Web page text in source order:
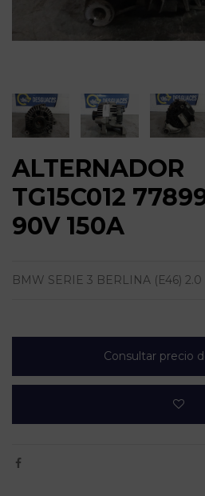
ALTERNADOR
TG15C012
90V 150A
BMW SERIE 3 BERLINA (E46) 2.0
Consultar precio